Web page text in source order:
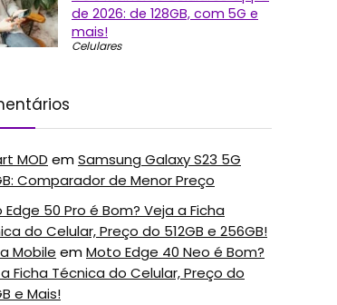
de 2026: de 128GB, com 5G e
mais!
Celulares
MOD emSamsung Galaxy S23 5G
Comparador de Menor Preço
50 Pro é Bom? Veja a Ficha
do Celular, Preço do 512GB e 256GB!
Mobile emMoto Edge 40 Neo é Bom?
Ficha Técnica do Celular, Preço do
e Mais!